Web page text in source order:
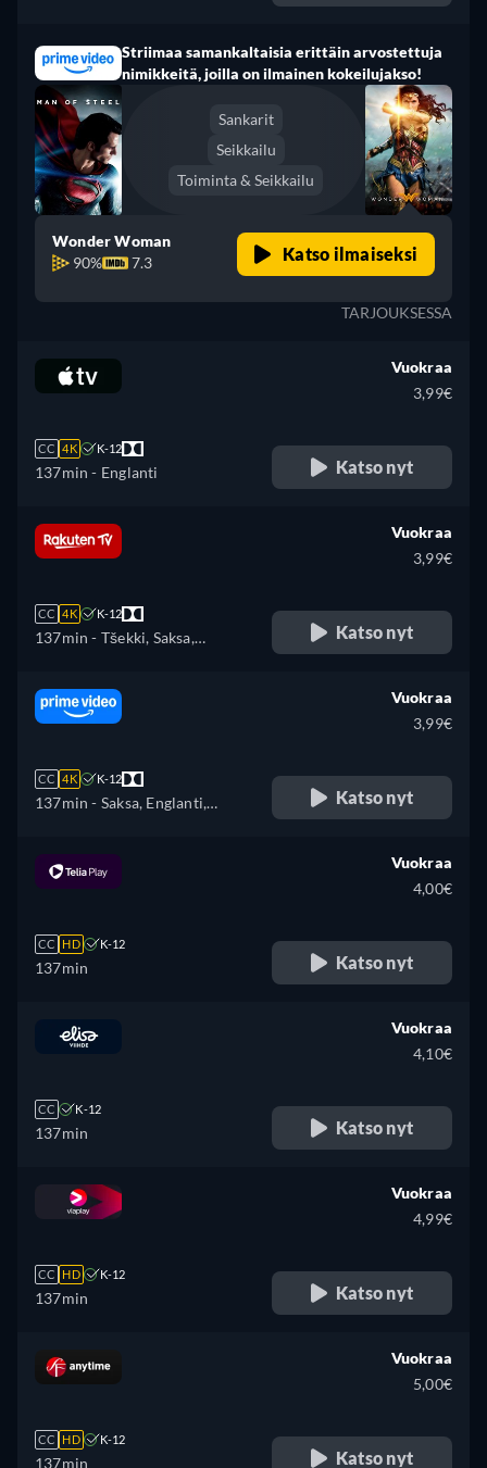
Striimaa samankaltaisia erittäin arvostettuja
nimikkeitä, joilla on ilmainen kokeilujakso!
Sankarit
Seikkailu
Toiminta & Seikkailu
Wonder Woman
90%
7.3 Katso ilmaiseksi
TARJOUKSESSA
CC 4K K-12
137min - Englanti
Vuokraa
3,99€
Katso nyt
CC 4K K-12
137min - Tšekki, Saksa,
Unkari, Italia, Puola, Ukraina
Vuokraa
3,99€
Katso nyt
CC 4K K-12
137min - Saksa, Englanti,
Vuokraa
3,99€
Katso nyt
CC HD K-12
137min
Vuokraa
4,00€
Katso nyt
CC K-12
137min
Vuokraa
4,10€
Katso nyt
CC HD K-12
137min
Vuokraa
4,99€
Katso nyt
CC HD K-12
137min
Vuokraa
5,00€
Katso nyt